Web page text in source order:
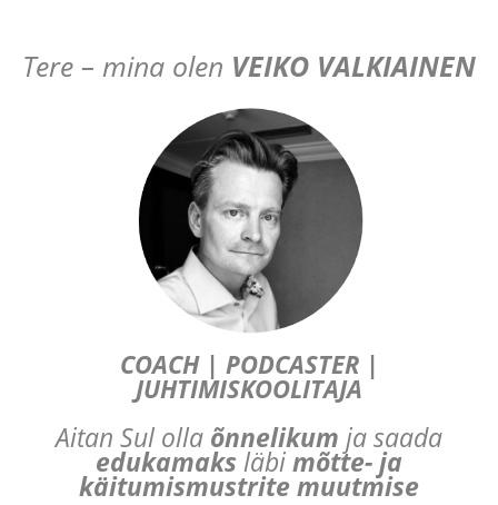
Tere – mina olen VEIKO VALKIAINEN
COACH | PODCASTER |
JUHTIMISKOOLITAJA
Aitan Sul olla õnnelikum ja saada
edukamaksläbimõtte- ja
käitumismustrite muutmise